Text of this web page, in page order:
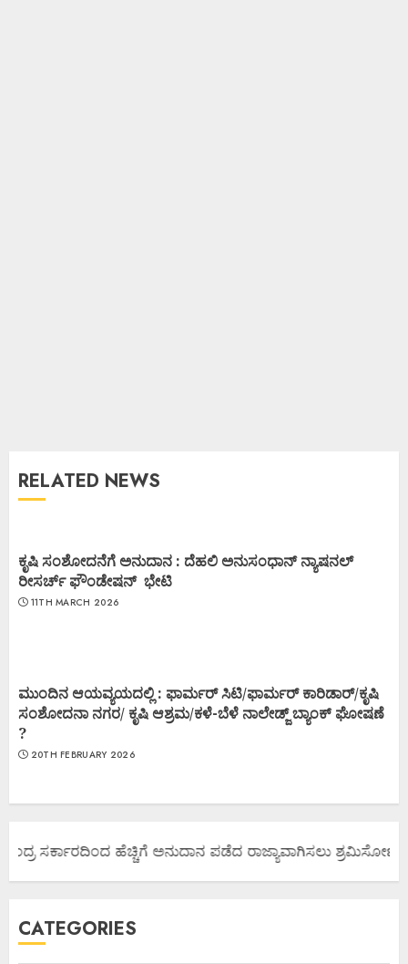
RELATED NEWS
ಕೃಷಿ ಸಂಶೋದನೆಗೆ ಅನುದಾನ : ದೆಹಲಿ ಅನುಸಂಧಾನ್ ನ್ಯಾಷನಲ್
ರೀಸರ್ಚ್ ಫೌಂಡೇಷನ್ ಭೇಟಿ
11TH MARCH 2026
ಮುಂದಿನ ಆಯವ್ಯಯದಲ್ಲಿ : ಫಾರ್ಮರ್ ಸಿಟಿ/ಫಾರ್ಮರ್ ಕಾರಿಡಾರ್/ಕೃಷಿ
ಸಂಶೋದನಾ ನಗರ/ ಕೃಷಿ ಆಶ್ರಮ/ಕಳೆ-ಬೆಳೆ ನಾಲೇಡ್ಜ್ ಬ್ಯಾಂಕ್ ಘೋಷಣೆ
?
20TH FEBRUARY 2026
ಸರ್ಕಾರದಿಂದ ಹೆಚ್ಚಿಗೆ ಅನುದಾನ ಪಡೆದ ರಾಜ್ಯಾವಾಗಿಸಲು ಶ್ರಮಿಸೋಣ
CATEGORIES